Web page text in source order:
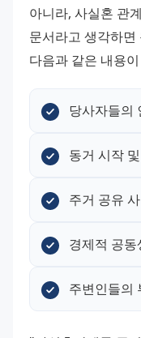
아니라, 사실혼 관
문서라고 생각하
다음과 같은 내용
당사자들의
동거 시작
주거 공유
경제적 공동
주변인들의